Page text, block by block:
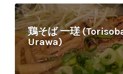
鶏そば 一瑳
Urawa)